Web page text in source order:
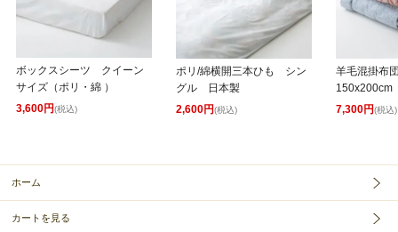
ボックスシーツ クイーン
サイズ（ポリ・綿 ）
3,600円(税込)
ポリ/綿横開三本ひも シン
グル 日本製
2,600円(税込)
羊毛混掛布
150x200cm
7,300円(税込)
ホーム
カートを見る